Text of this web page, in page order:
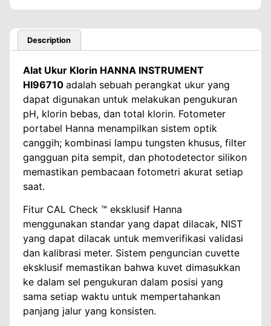
Description
Alat Ukur Klorin HANNA INSTRUMENT
HI96710 adalah sebuah perangkat ukur yang
dapat digunakan untuk melakukan pengukuran
pH, klorin bebas, dan total klorin. Fotometer
portabel Hanna menampilkan sistem optik
canggih; kombinasi lampu tungsten khusus, filter
gangguan pita sempit, dan photodetector silikon
memastikan pembacaan fotometri akurat setiap
saat.
Fitur CAL Check ™ eksklusif Hanna
menggunakan standar yang dapat dilacak, NIST
yang dapat dilacak untuk memverifikasi validasi
dan kalibrasi meter. Sistem penguncian cuvette
eksklusif memastikan bahwa kuvet dimasukkan
ke dalam sel pengukuran dalam posisi yang
sama setiap waktu untuk mempertahankan
panjang jalur yang konsisten.